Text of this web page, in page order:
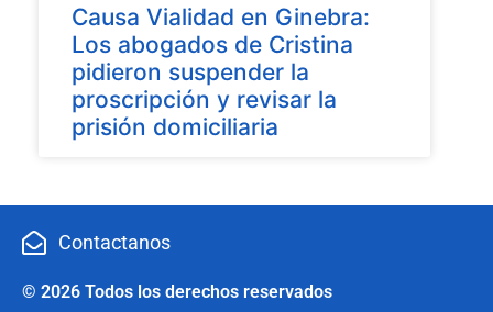
Causa Vialidad en Ginebra:
Los abogados de Cristina
pidieron suspender la
proscripción y revisar la
prisión domiciliaria
Contactanos
© 2026 Todos los derechos reservados